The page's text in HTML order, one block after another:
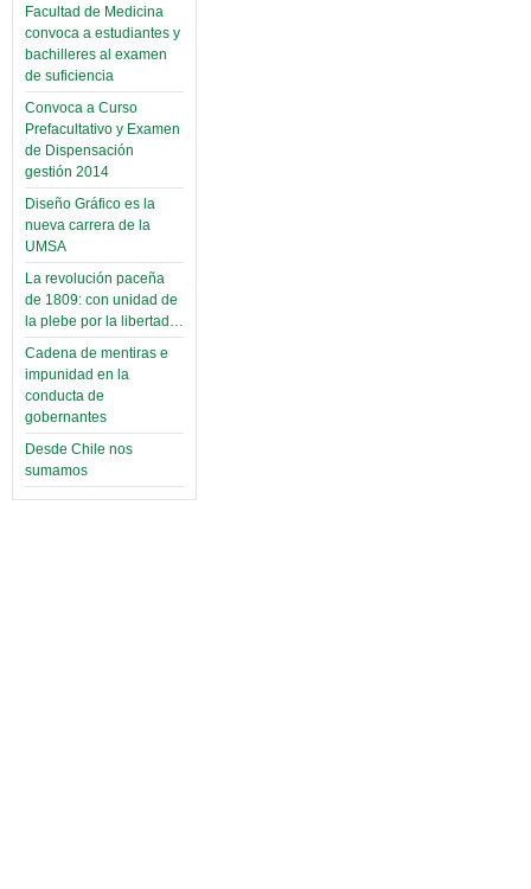
Facultad de Medicina
convoca a estudiantes y
bachilleres al examen
de suficiencia
Convoca a Curso
Prefacultativo y Examen
de Dispensación
gestión 2014
Diseño Gráfico es la
nueva carrera de la
UMSA
La revolución paceña
de 1809: con unidad de
la plebe por la libertad…
Cadena de mentiras e
impunidad en la
conducta de
gobernantes
Desde Chile nos
sumamos